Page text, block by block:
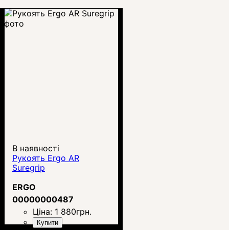
В наявності
Рукоять Ergo AR
Suregrip
ERGO
00000000487
Ціна: 1 880грн.
Купити